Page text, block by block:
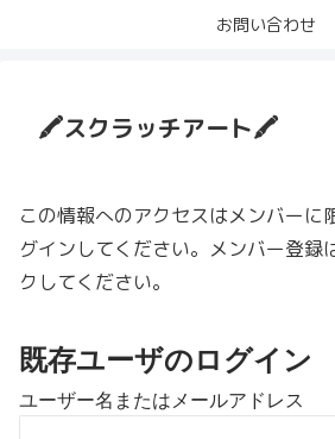
お問い合わせ
🖍️スクラッチアート🖍️
この情報へのアクセスはメンバーに
グインしてください。メンバー登録
クしてください。
既存ユーザのログイン
ユーザー名またはメールアドレス